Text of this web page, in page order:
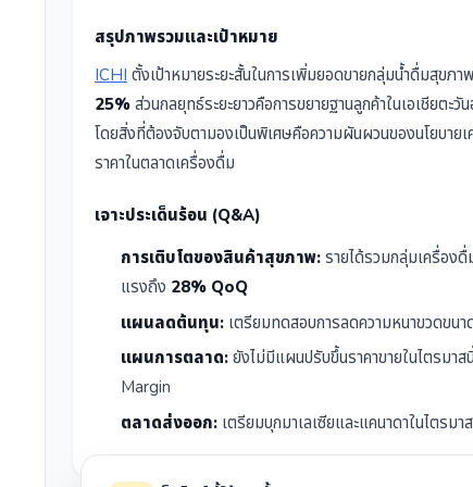
สรุปภาพรวมและเป้าหมาย
ICHI ตั้งเป้าหมายระยะสั้นในการเพิ่มยอดขายกลุ่มน้ำดื่มสุขภ
25% ส่วนกลยุทธ์ระยะยาวคือการขยายฐานลูกค้าในเอเชียตะ
โดยสิ่งที่ต้องจับตามองเป็นพิเศษคือความผันผวนของนโยบาย
ราคาในตลาดเครื่องดื่ม
เจาะประเด็นร้อน (Q&A)
การเติบโตของสินค้าสุขภาพ: รายได้รวมกลุ่มเครื่อง
แรงถึง 28% QoQ
แผนลดต้นทุน: เตรียมทดสอบการลดความหนาขวดขน
แผนการตลาด: ยังไม่มีแผนปรับขึ้นราคาขายในไตรมา
Margin
ตลาดส่งออก: เตรียมบุกมาเลเซียและแคนาดาในไตร